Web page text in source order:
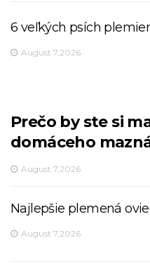
6 veľkých psích
August 7,2026
Prečo by ste si
domáceho
August 7,2026
Najlepšie plemená
August 7,2026